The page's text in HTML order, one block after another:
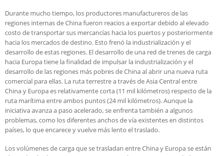
Durante mucho tiempo, los productores manufactureros de las
regiones internas de China fueron reacios a exportar debido al elevado
costo de transportar sus mercancías hacia los puertos y posteriormente
hacia los mercados de destino. Esto frenó la industrialización y el
desarrollo de estas regiones. El desarrollo de una red de trenes de carga
hacia Europa tiene la finalidad de impulsar la industrialización y el
desarrollo de las regiones más pobres de China al abrir una nueva ruta
comercial para ellas. La ruta terrestre a través de Asia Central entre
China y Europa es relativamente corta (11 mil kilómetros) respecto de la
ruta marítima entre ambos puntos (24 mil kilómetros). Aunque la
iniciativa avanza a paso acelerado, se enfrenta también a algunos
problemas, como los diferentes anchos de vía existentes en distintos
países, lo que encarece y vuelve más lento el traslado.
Los volúmenes de carga que se trasladan entre China y Europa se están